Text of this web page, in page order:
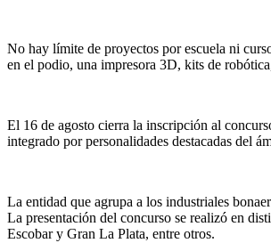
No hay límite de proyectos por escuela ni
en el podio, una impresora 3D, kits de
El 16 de agosto cierra la inscripción al
integrado por personalidades destacadas del
La entidad que agrupa a los industriales
La presentación del concurso se realizó en
Escobar y Gran La Plata, entre otros.